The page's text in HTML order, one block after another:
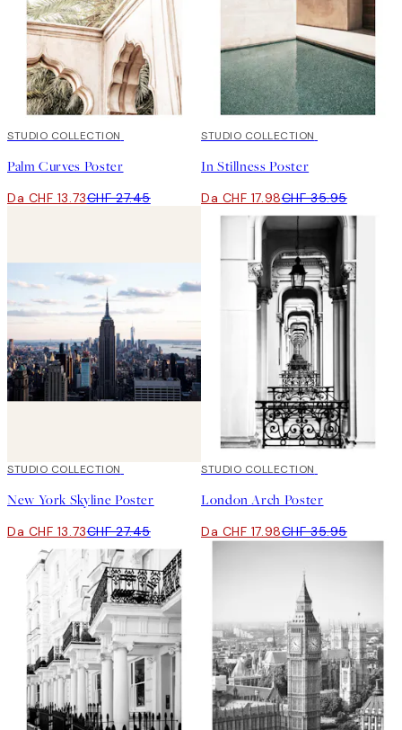
50%*
STUDIO COLLECTION
Palm Curves Poster
Da CHF 13.73CHF 27.45
50%*
STUDIO COLLECTION
In Stillness Poster
Da CHF 17.98CHF 35.95
50%*
STUDIO COLLECTION
New York Skyline Poster
Da CHF 13.73CHF 27.45
50%*
STUDIO COLLECTION
London Arch Poster
Da CHF 17.98CHF 35.95